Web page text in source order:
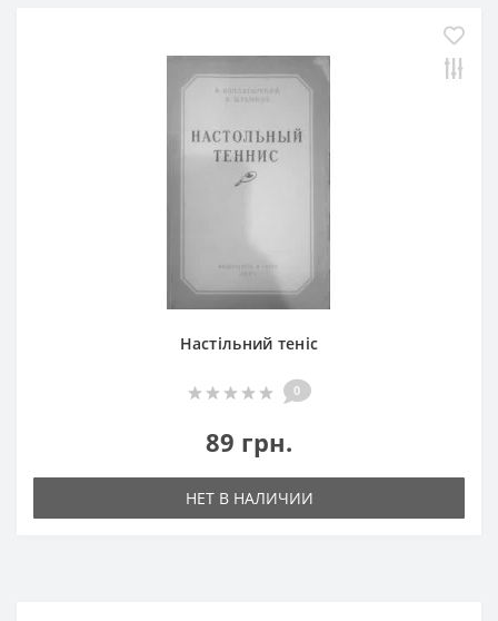
Настільний теніс
0
89 грн.
НЕТ В НАЛИЧИИ